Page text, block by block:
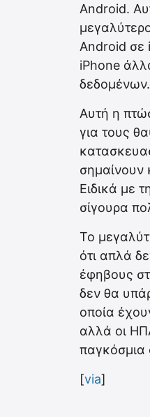
Android.
Android σε
iPhone
δεδομένων.
Aυτή η
για τους
σημαίνουν
Ειδικά με
σίγουρα
Το
ότι απλά
έφηβους
δεν θα
οποία
αλλά οι
παγκόσμια
[via]